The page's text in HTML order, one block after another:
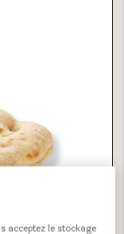
acceptez le stockage